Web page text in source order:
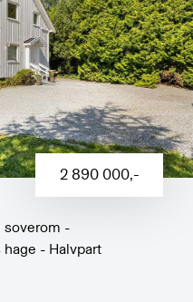
2 890 000,-
soverom -
- Halvpart